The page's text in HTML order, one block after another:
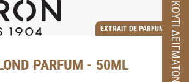
EXTRAIT DE PARFUM
PARFUM - 50ML
ΚΟΥΤΙ ΔΕΙΓΜΑΤΩΝ